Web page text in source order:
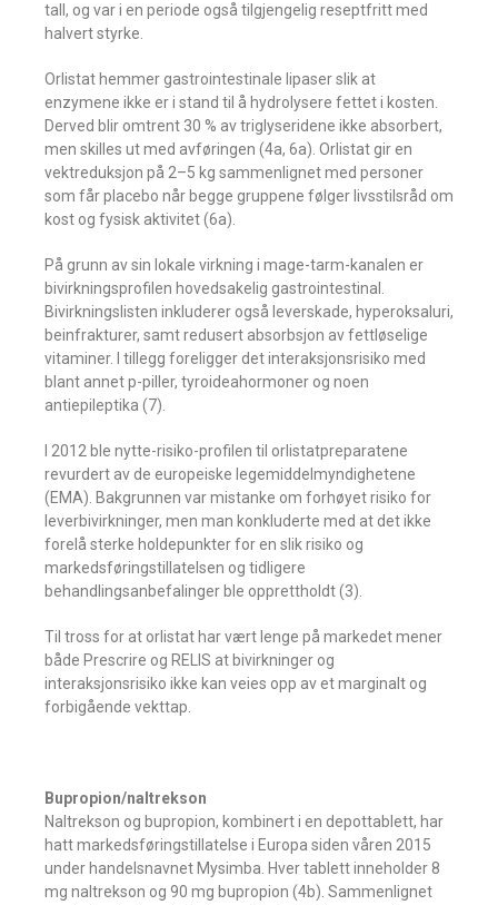
tall, og var i en periode også tilgjengelig reseptfritt med
halvert styrke.
Orlistat hemmer gastrointestinale lipaser slik at
enzymene ikke er i stand til å hydrolysere fettet i kosten.
Derved blir omtrent 30 % av triglyseridene ikke absorbert,
men skilles ut med avføringen (4a, 6a). Orlistat gir en
vektreduksjon på 2–5 kg sammenlignet med personer
som får placebo når begge gruppene følger livsstilsråd om
kost og fysisk aktivitet (6a).
På grunn av sin lokale virkning i mage-tarm-kanalen er
bivirkningsprofilen hovedsakelig gastrointestinal.
Bivirkningslisten inkluderer også leverskade, hyperoksaluri,
beinfrakturer, samt redusert absorbsjon av fettløselige
vitaminer. I tillegg foreligger det interaksjonsrisiko med
blant annet p-piller, tyroideahormoner og noen
antiepileptika (7).
I 2012 ble nytte-risiko-profilen til orlistatpreparatene
revurdert av de europeiske legemiddelmyndighetene
(EMA). Bakgrunnen var mistanke om forhøyet risiko for
leverbivirkninger, men man konkluderte med at det ikke
forelå sterke holdepunkter for en slik risiko og
markedsføringstillatelsen og tidligere
behandlingsanbefalinger ble opprettholdt (3).
Til tross for at orlistat har vært lenge på markedet mener
både Prescrire og RELIS at bivirkninger og
interaksjonsrisiko ikke kan veies opp av et marginalt og
forbigående vekttap.
Bupropion/naltrekson
Naltrekson og bupropion, kombinert i en depottablett, har
hatt markedsføringstillatelse i Europa siden våren 2015
under handelsnavnet Mysimba. Hver tablett inneholder 8
mg naltrekson og 90 mg bupropion (4b). Sammenlignet